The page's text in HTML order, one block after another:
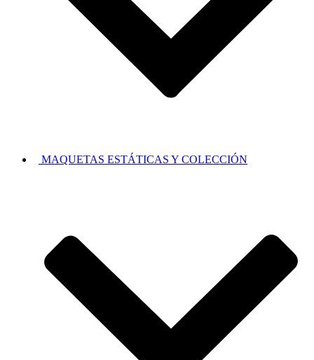
MAQUETAS ESTÁTICAS Y COLECCIÓN